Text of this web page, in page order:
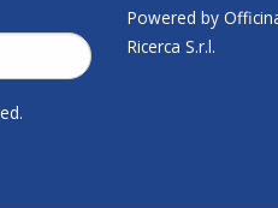
Powered by
Ricerca S.r.l.